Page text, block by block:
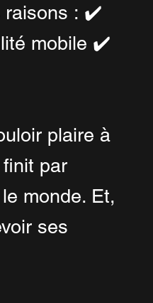
raisons : ✔️
mobile ✔️
plaire à
par
monde. Et,
ses